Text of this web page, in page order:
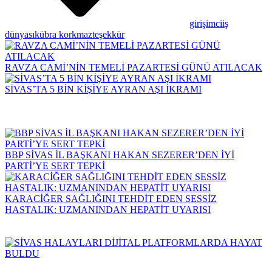
girişimciiş
dünyasıkübra korkmazteşekkür
RAVZA CAMİ’NİN TEMELİ PAZARTESİ GÜNÜ ATILACAK
SİVAS’TA 5 BİN KİŞİYE AYRAN AŞI İKRAMI
BBP SİVAS İL BAŞKANI HAKAN SEZERER’DEN İYİ
PARTİ’YE SERT TEPKİ
KARACİĞER SAĞLIĞINI TEHDİT EDEN SESSİZ
HASTALIK: UZMANINDAN HEPATİT UYARISI